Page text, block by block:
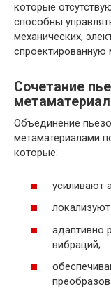
которые
способны
механических,
спроектированную
Сочетание
Объединение
метаматериалами
которые:
усиливают
адаптивно
вибраций;